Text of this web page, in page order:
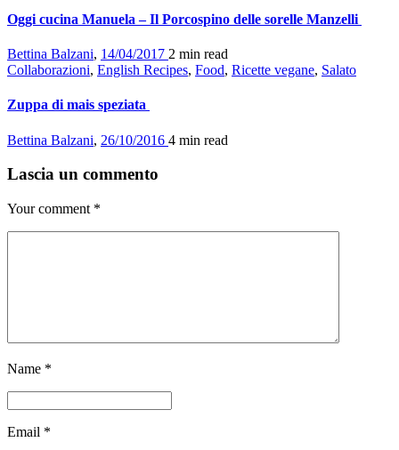
Oggi cucina Manuela – Il Porcospino delle sorelle Manzelli
Bettina Balzani, 14/04/2017 2 min read
Collaborazioni, English Recipes, Food, Ricette vegane, Salato
Zuppa di mais speziata
Bettina Balzani, 26/10/2016 4 min read
Lascia un commento
Your comment *
Name *
Email *